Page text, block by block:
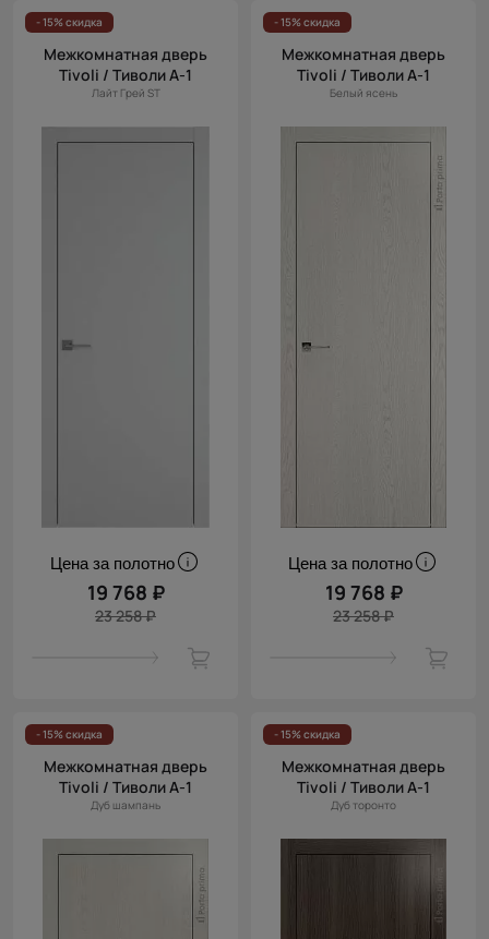
- 15% скидка
Межкомнатная дверь
Tivoli / Тиволи А-1
Лайт Грей ST
Цена за полотно
19 768 ₽
23 258 ₽
- 15% скидка
Межкомнатная дверь
Tivoli / Тиволи А-1
Белый ясень
Цена за полотно
19 768 ₽
23 258 ₽
- 15% скидка
Межкомнатная дверь
Tivoli / Тиволи А-1
Дуб шампань
- 15% скидка
Межкомнатная дверь
Tivoli / Тиволи А-1
Дуб торонто